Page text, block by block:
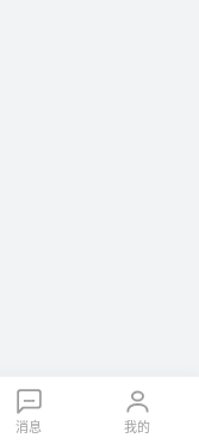
消息 我的